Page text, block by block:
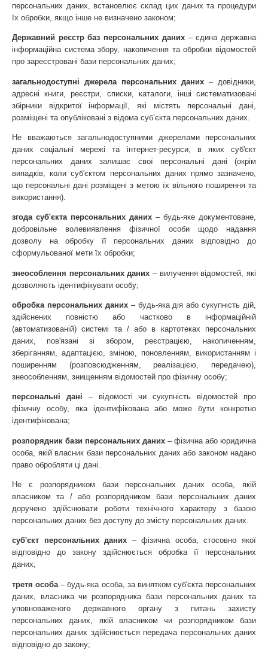
персональних даних, встановлює склад цих даних та процедури
їх обробки, якщо інше не визначено законом;
Державний реєстр баз персональних даних – єдина державна
інформаційна система збору, накопичення та обробки відомостей
про зареєстровані бази персональних даних;
загальнодоступні джерела персональних даних – довідники,
адресні книги, реєстри, списки, каталоги, інші систематизовані
збірники відкритої інформації, які містять персональні дані,
розміщені та опубліковані з відома суб’єкта персональних даних.
Не вважаються загальнодоступними джерелами персональних
даних соціальні мережі та інтернет-ресурси, в яких суб'єкт
персональних даних залишає свої персональні дані (окрім
випадків, коли суб'єктом персональних даних прямо зазначено,
що персональні дані розміщені з метою їх вільного поширення та
використання).
згода суб'єкта персональних даних – будь-яке документоване,
добровільне волевиявлення фізичної особи щодо надання
дозволу на обробку її персональних даних відповідно до
сформульованої мети їх обробки;
знеособлення персональних даних – вилучення відомостей, які
дозволяють ідентифікувати особу;
обробка персональних даних – будь-яка дія або сукупність дій,
здійснених повністю або частково в інформаційній
(автоматизованій) системі та / або в картотеках персональних
даних, пов'язані зі збором, реєстрацією, накопиченням,
зберіганням, адаптацією, зміною, поновленням, використанням і
поширенням (розповсюдженням, реалізацією, передачею),
знеособленням, знищенням відомостей про фізичну особу;
персональні дані – відомості чи сукупність відомостей про
фізичну особу, яка ідентифікована або може бути конкретно
ідентифікована;
розпорядник бази персональних даних – фізична або юридична
особа, якій власник бази персональних даних або законом надано
право обробляти ці дані.
Не є розпорядником бази персональних даних особа, якій
власником та / або розпорядником бази персональних даних
доручено здійснювати роботи технічного характеру з базою
персональних даних без доступу до змісту персональних даних.
суб'єкт персональних даних – фізична особа, стосовно якої
відповідно до закону здійснюється обробка її персональних
даних;
третя особа – будь-яка особа, за винятком суб'єкта персональних
даних, власника чи розпорядника бази персональних даних та
уповноваженого державного органу з питань захисту
персональних даних, якій власником чи розпорядником бази
персональних даних здійснюється передача персональних даних
відповідно до закону;